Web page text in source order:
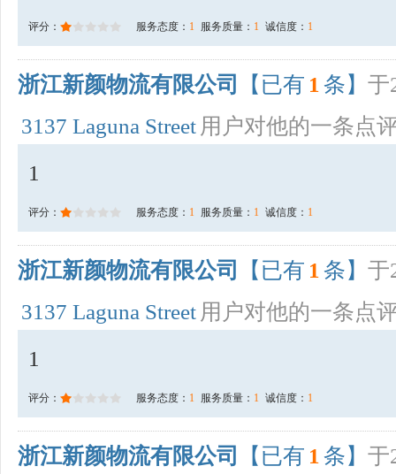
评分： 服务态度： 1 服务质量： 1 诚信度： 1
浙江新颜物流有限公司 【已有 1 条】 于
3137 Laguna Street 用户对他的一条点
1
评分： 服务态度： 1 服务质量： 1 诚信度： 1
浙江新颜物流有限公司 【已有 1 条】 于
3137 Laguna Street 用户对他的一条点
1
评分： 服务态度： 1 服务质量： 1 诚信度： 1
浙江新颜物流有限公司 【已有 1 条】 于